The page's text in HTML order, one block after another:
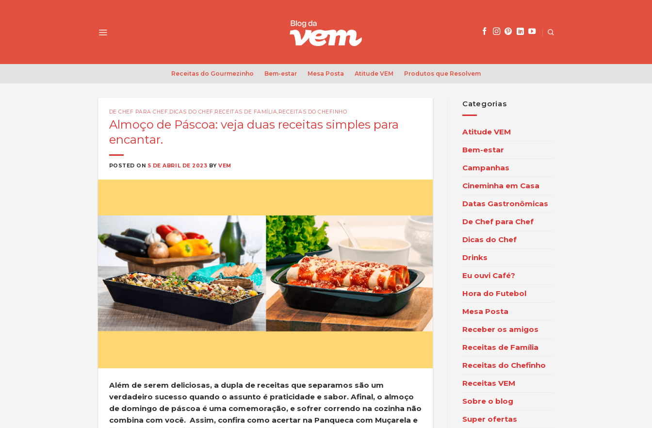
Receitas do Gourmezinho Bem-estar Mesa Posta Atitude VEM Produtos que Resolvem
DE CHEF PARA CHEF DICAS DO CHEF RECEITAS DE FAMÍLIA RECEITAS DO CHEFINHO
Almoço de Páscoa: veja duas receitas simples para
encantar.
POSTED ON 5 DE ABRIL DE 2023 BYVEM
Além de serem deliciosas, a dupla de receitas que separamos são um
verdadeiro sucesso quando o assunto é praticidade e sabor. Afinal, o almoço
de domingo de páscoa é uma comemoração, e sofrer correndo na cozinha não
combina com você. Assim, confira como acertar na Panqueca com Muçarela e
Categorias
Atitude VEM
Bem-estar
Campanhas
Cineminha em Casa
Datas Gastronômicas
De Chef para Chef
Dicas do Chef
Drinks
Eu ouvi Café?
Hora do Futebol
Mesa Posta
Receber os amigos
Receitas de Família
Receitas do Chefinho
Receitas VEM
Sobre o blog
Super ofertas